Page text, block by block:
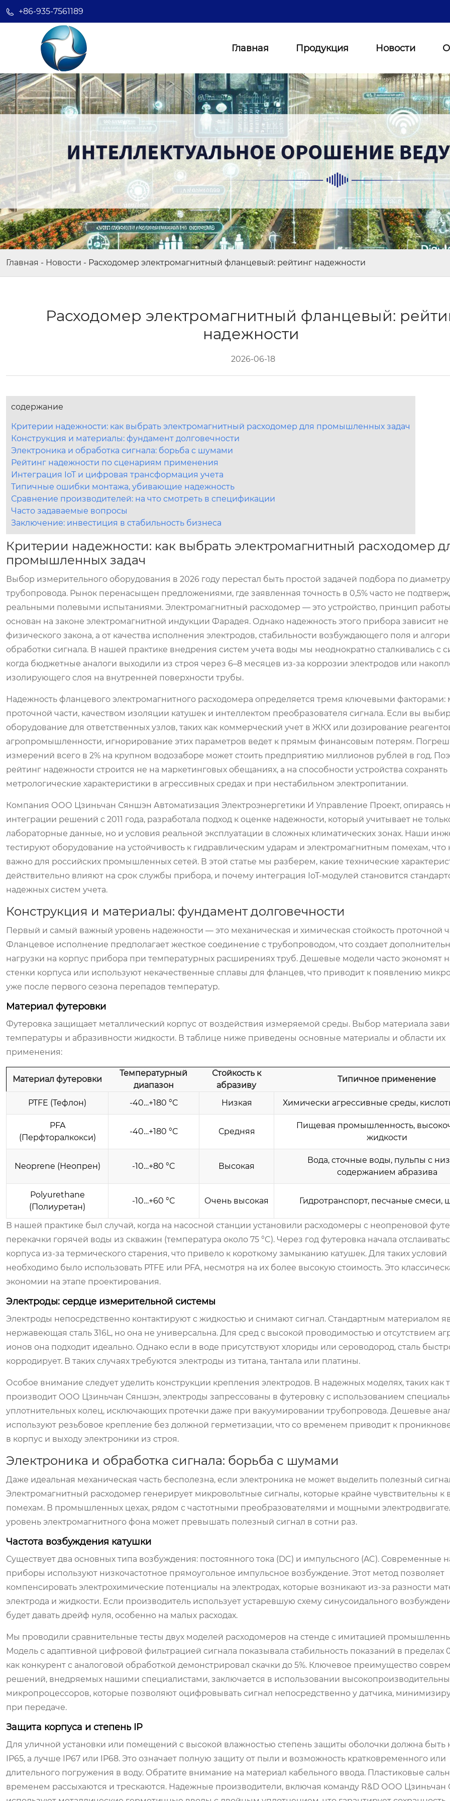
+86-935-7561189
Главная Продукция Новости
Главная - Новости - Расходомер электромагнитный фланцевый: рейтинг надежности
Расходомер электромагнитный фланцевый:
надежности
2026-06-18
содержание
Критерии надежности: как выбрать электромагнитный расходомер для промышленных задач
Конструкция и материалы: фундамент долговечности
Электроника и обработка сигнала: борьба с шумами
Рейтинг надежности по сценариям применения
Интеграция IoT и цифровая трансформация учета
Типичные ошибки монтажа, убивающие надежность
Сравнение производителей: на что смотреть в спецификации
Часто задаваемые вопросы
Заключение: инвестиция в стабильность бизнеса
Критерии надежности: как выбрать электромагнитный расходомер
промышленных задач
Выбор измерительного оборудования в 2026 году перестал быть простой задачей подбора по диаметру
трубопровода. Рынок перенасыщен предложениями, где заявленная точность в 0,5% часто не
реальными полевыми испытаниями. Электромагнитный расходомер — это устройство, принцип
основан на законе электромагнитной индукции Фарадея. Однако надежность этого прибора зависит не
физического закона, а от качества исполнения электродов, стабильности возбуждающего поля и
обработки сигнала. В нашей практике внедрения систем учета воды мы неоднократно сталкивались с
когда бюджетные аналоги выходили из строя через 6–8 месяцев из-за коррозии электродов или
изолирующего слоя на внутренней поверхности трубы.
Надежность фланцевого электромагнитного расходомера определяется тремя ключевыми факторами:
проточной части, качеством изоляции катушек и интеллектом преобразователя сигнала. Если вы
оборудование для ответственных узлов, таких как коммерческий учет в ЖКХ или дозирование
агропромышленности, игнорирование этих параметров ведет к прямым финансовым потерям.
измерений всего в 2% на крупном водозаборе может стоить предприятию миллионов рублей в год.
рейтинг надежности строится не на маркетинговых обещаниях, а на способности устройства сохранять
метрологические характеристики в агрессивных средах и при нестабильном электропитании.
Компания ООО Цзиньчан Сяншэн Автоматизация Электроэнергетики И Управление Проект, опираясь
интеграции решений с 2011 года, разработала подход к оценке надежности, который учитывает не
лабораторные данные, но и условия реальной эксплуатации в сложных климатических зонах. Наши
тестируют оборудование на устойчивость к гидравлическим ударам и электромагнитным помехам, что
важно для российских промышленных сетей. В этой статье мы разберем, какие технические
действительно влияют на срок службы прибора, и почему интеграция IoT-модулей становится
надежных систем учета.
Конструкция и материалы: фундамент долговечности
Первый и самый важный уровень надежности — это механическая и химическая стойкость проточной
Фланцевое исполнение предполагает жесткое соединение с трубопроводом, что создает
нагрузки на корпус прибора при температурных расширениях труб. Дешевые модели часто экономят
стенки корпуса или используют некачественные сплавы для фланцев, что приводит к появлению
уже после первого сезона перепадов температур.
Материал футеровки
Футеровка защищает металлический корпус от воздействия измеряемой среды. Выбор материала
температуры и абразивности жидкости. В таблице ниже приведены основные материалы и области их
применения:
Материал футеровки
Температурный
диапазон
Стойкость к
абразиву
Типичное применение
PTFE (Тефлон) -40…+180 °C Низкая Химически агрессивные среды,
PFA
(Перфторалкокси)
-40…+180 °C Средняя
Пищевая промышленность,
жидкости
Neoprene (Неопрен) -10…+80 °C Высокая
Вода, сточные воды, пульпы с
содержанием абразива
Polyurethane
(Полиуретан)
-10…+60 °C Очень высокая Гидротранспорт, песчаные смеси,
В нашей практике был случай, когда на насосной станции установили расходомеры с неопреновой
перекачки горячей воды из скважин (температура около 75 °C). Через год футеровка начала
корпуса из-за термического старения, что привело к короткому замыканию катушек. Для таких условий
необходимо было использовать PTFE или PFA, несмотря на их более высокую стоимость. Это
экономии на этапе проектирования.
Электроды: сердце измерительной системы
Электроды непосредственно контактируют с жидкостью и снимают сигнал. Стандартным материалом
нержавеющая сталь 316L, но она не универсальна. Для сред с высокой проводимостью и отсутствием
ионов она подходит идеально. Однако если в воде присутствуют хлориды или сероводород, сталь
корродирует. В таких случаях требуются электроды из титана, тантала или платины.
Особое внимание следует уделить конструкции крепления электродов. В надежных моделях, таких как
производит ООО Цзиньчан Сяншэн, электроды запрессованы в футеровку с использованием
уплотнительных колец, исключающих протечки даже при вакуумировании трубопровода. Дешевые
используют резьбовое крепление без должной герметизации, что со временем приводит к
в корпус и выходу электроники из строя.
Электроника и обработка сигнала: борьба с шумами
Даже идеальная механическая часть бесполезна, если электроника не может выделить полезный
Электромагнитный расходомер генерирует микровольтные сигналы, которые крайне чувствительны
помехам. В промышленных цехах, рядом с частотными преобразователями и мощными
уровень электромагнитного фона может превышать полезный сигнал в сотни раз.
Частота возбуждения катушки
Существует два основных типа возбуждения: постоянного тока (DC) и импульсного (AC). Современные
приборы используют низкочастотное прямоугольное импульсное возбуждение. Этот метод позволяет
компенсировать электрохимические потенциалы на электродах, которые возникают из-за разности
электрода и жидкости. Если производитель использует устаревшую схему синусоидального
будет давать дрейф нуля, особенно на малых расходах.
Мы проводили сравнительные тесты двух моделей расходомеров на стенде с имитацией
Модель с адаптивной цифровой фильтрацией сигнала показывала стабильность показаний в пределах
как конкурент с аналоговой обработкой демонстрировал скачки до 5%. Ключевое преимущество
решений, внедряемых нашими специалистами, заключается в использовании
микропроцессоров, которые позволяют оцифровывать сигнал непосредственно у датчика,
при передаче.
Защита корпуса и степень IP
Для уличной установки или помещений с высокой влажностью степень защиты оболочки должна быть
IP65, а лучше IP67 или IP68. Это означает полную защиту от пыли и возможность кратковременного или
длительного погружения в воду. Обратите внимание на материал кабельного ввода. Пластиковые
временем рассыхаются и трескаются. Надежные производители, включая команду R&D ООО Цзиньчан